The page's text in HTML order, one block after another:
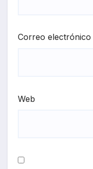
Correo electrónico
Web